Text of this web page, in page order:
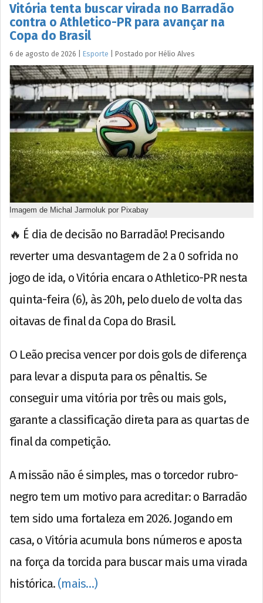
Vitória tenta buscar virada no Barradão
contra o Athletico-PR para avançar na
Copa do Brasil
6 de agosto de 2026 Esporte Postado por Hélio Alves
Imagem de Michal Jarmoluk por Pixabay
🔥 É dia de decisão no Barradão! Precisando
reverter uma desvantagem de 2 a 0 sofrida no
jogo de ida, o Vitória encara o Athletico-PR nesta
quinta-feira (6), às 20h, pelo duelo de volta das
oitavas de final da Copa do Brasil.
O Leão precisa vencer por dois gols de diferença
para levar a disputa para os pênaltis. Se
conseguir uma vitória por três ou mais gols,
garante a classificação direta para as quartas de
final da competição.
A missão não é simples, mas o torcedor rubro-
negro tem um motivo para acreditar: o Barradão
tem sido uma fortaleza em 2026. Jogando em
casa, o Vitória acumula bons números e aposta
na força da torcida para buscar mais uma virada
histórica. (mais…)